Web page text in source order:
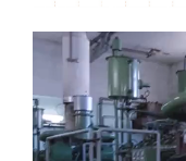
Lecteur